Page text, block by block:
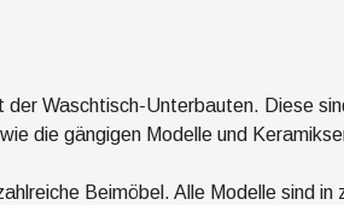
Waschtisch-Unterbauten. Diese
die gängigen Modelle und
Beimöbel. Alle Modelle sind in